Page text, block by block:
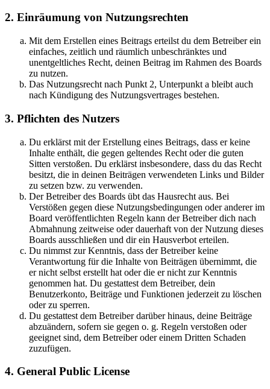
2. Einräumung von Nutzungsrechten
Mit dem Erstellen eines Beitrags erteilst du dem Betreiber ein
einfaches, zeitlich und räumlich unbeschränktes und
unentgeltliches Recht, deinen Beitrag im Rahmen des Boards
zu nutzen.
Das Nutzungsrecht nach Punkt 2, Unterpunkt a bleibt auch
nach Kündigung des Nutzungsvertrages bestehen.
3. Pflichten des Nutzers
Du erklärst mit der Erstellung eines Beitrags, dass er keine
Inhalte enthält, die gegen geltendes Recht oder die guten
Sitten verstoßen. Du erklärst insbesondere, dass du das Recht
besitzt, die in deinen Beiträgen verwendeten Links und Bilder
zu setzen bzw. zu verwenden.
Der Betreiber des Boards übt das Hausrecht aus. Bei
Verstößen gegen diese Nutzungsbedingungen oder anderer im
Board veröffentlichten Regeln kann der Betreiber dich nach
Abmahnung zeitweise oder dauerhaft von der Nutzung dieses
Boards ausschließen und dir ein Hausverbot erteilen.
Du nimmst zur Kenntnis, dass der Betreiber keine
Verantwortung für die Inhalte von Beiträgen übernimmt, die
er nicht selbst erstellt hat oder die er nicht zur Kenntnis
genommen hat. Du gestattest dem Betreiber, dein
Benutzerkonto, Beiträge und Funktionen jederzeit zu löschen
oder zu sperren.
Du gestattest dem Betreiber darüber hinaus, deine Beiträge
abzuändern, sofern sie gegen o. g. Regeln verstoßen oder
geeignet sind, dem Betreiber oder einem Dritten Schaden
zuzufügen.
4. General Public License